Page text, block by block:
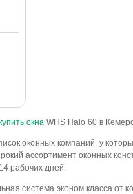
окна WHS Halo 60 в
оконных компаний, у
ассортимент оконных
рабочих дней.
система эконом класса